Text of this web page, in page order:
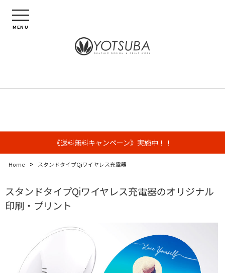
MENU
《送料無料キャンペーン》実施中！！
Home > スタンドタイプQiワイヤレス充電器
スタンドタイプQiワイヤレス充電器のオリジナル
印刷・プリント